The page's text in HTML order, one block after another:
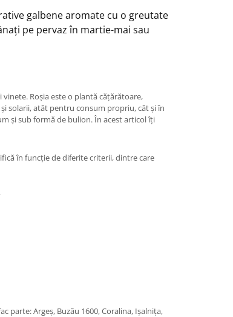
galbene aromate cu o greutate
pe pervaz în martie-mai sau
Roșia este o plantă cățărătoare,
solarii, atât pentru consum propriu, cât și în
și sub formă de bulion. În acest articol îți
în funcție de diferite criterii, dintre care
parte: Argeș, Buzău 1600, Coralina, Ișalnița,